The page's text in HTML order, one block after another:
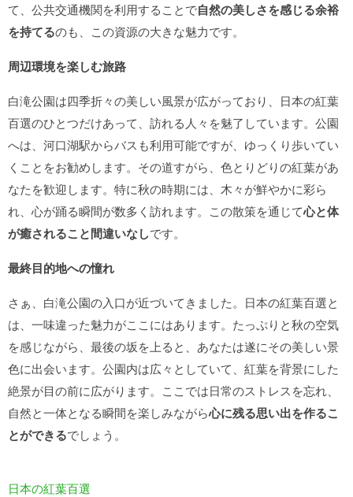
て、公共交通機関を利用することで自然の美しさを感じる余裕
を持てるのも、この資源の大きな魅力です。
周辺環境を楽しむ旅路
白滝公園は四季折々の美しい風景が広がっており、日本の紅葉
百選のひとつだけあって、訪れる人々を魅了しています。公園
へは、河口湖駅からバスも利用可能ですが、ゆっくり歩いてい
くことをお勧めします。その道すがら、色とりどりの紅葉があ
なたを歓迎します。特に秋の時期には、木々が鮮やかに彩ら
れ、心が踊る瞬間が数多く訪れます。この散策を通じて心と体
が癒されること間違いなしです。
最終目的地への憧れ
さぁ、白滝公園の入口が近づいてきました。日本の紅葉百選と
は、一味違った魅力がここにはあります。たっぷりと秋の空気
を感じながら、最後の坂を上ると、あなたは遂にその美しい景
色に出会います。公園内は広々としていて、紅葉を背景にした
絶景が目の前に広がります。ここでは日常のストレスを忘れ、
自然と一体となる瞬間を楽しみながら心に残る思い出を作るこ
とができるでしょう。
日本の紅葉百選